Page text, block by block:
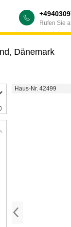
Rufen Sie
, Dänemark
Haus-Nr. 42499